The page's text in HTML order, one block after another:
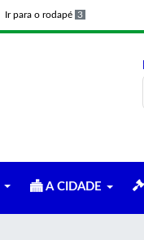
Ir para o rodapé 3
A CIDADE